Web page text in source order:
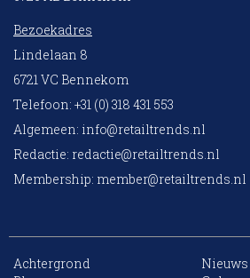
Bezoekadres
Lindelaan 8
6721 VC Bennekom
Telefoon: +31 (0) 318 431 553
Algemeen: info@retailtrends.nl
Redactie: redactie@retailtrends.nl
Membership: member@retailtrends.nl
Achtergrond
Nieuws